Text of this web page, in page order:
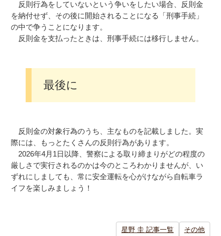
反則行為をしていないという争いをしたい場合、反則金
を納付せず、その後に開始されることになる「刑事手続」
の中で争うことになります。
反則金を支払ったときは、刑事手続には移行しません。
最後に
反則金の対象行為のうち、主なものを記載しました。実
際には、もっとたくさんの反則行為があります。
2026年4月1日以降、警察による取り締まりがどの程度の
厳しさで実行されるのかは今のところわかりませんが、い
ずれにしましても、常に安全運転を心がけながら自転車ラ
イフを楽しみましょう！
星野 圭 記事一覧 その他